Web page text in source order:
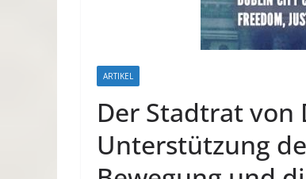
ARTIKEL
Der Stadtrat
Unterstützung